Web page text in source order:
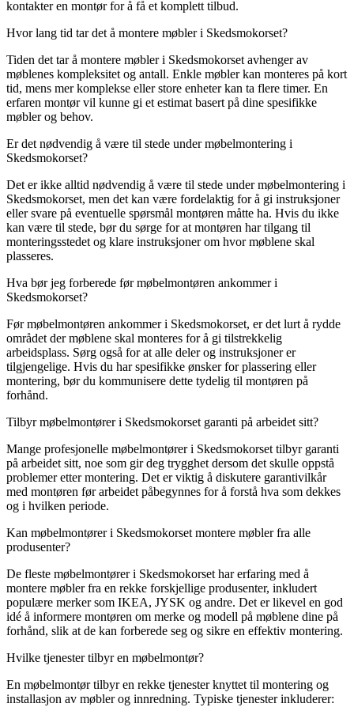
kontakter en montør for å få et komplett tilbud.
Hvor lang tid tar det å montere møbler i Skedsmokorset?
Tiden det tar å montere møbler i Skedsmokorset avhenger av
møblenes kompleksitet og antall. Enkle møbler kan monteres på kort
tid, mens mer komplekse eller store enheter kan ta flere timer. En
erfaren montør vil kunne gi et estimat basert på dine spesifikke
møbler og behov.
Er det nødvendig å være til stede under møbelmontering i
Skedsmokorset?
Det er ikke alltid nødvendig å være til stede under møbelmontering i
Skedsmokorset, men det kan være fordelaktig for å gi instruksjoner
eller svare på eventuelle spørsmål montøren måtte ha. Hvis du ikke
kan være til stede, bør du sørge for at montøren har tilgang til
monteringsstedet og klare instruksjoner om hvor møblene skal
plasseres.
Hva bør jeg forberede før møbelmontøren ankommer i
Skedsmokorset?
Før møbelmontøren ankommer i Skedsmokorset, er det lurt å rydde
området der møblene skal monteres for å gi tilstrekkelig
arbeidsplass. Sørg også for at alle deler og instruksjoner er
tilgjengelige. Hvis du har spesifikke ønsker for plassering eller
montering, bør du kommunisere dette tydelig til montøren på
forhånd.
Tilbyr møbelmontører i Skedsmokorset garanti på arbeidet sitt?
Mange profesjonelle møbelmontører i Skedsmokorset tilbyr garanti
på arbeidet sitt, noe som gir deg trygghet dersom det skulle oppstå
problemer etter montering. Det er viktig å diskutere garantivilkår
med montøren før arbeidet påbegynnes for å forstå hva som dekkes
og i hvilken periode.
Kan møbelmontører i Skedsmokorset montere møbler fra alle
produsenter?
De fleste møbelmontører i Skedsmokorset har erfaring med å
montere møbler fra en rekke forskjellige produsenter, inkludert
populære merker som IKEA, JYSK og andre. Det er likevel en god
idé å informere montøren om merke og modell på møblene dine på
forhånd, slik at de kan forberede seg og sikre en effektiv montering.
Hvilke tjenester tilbyr en møbelmontør?
En møbelmontør tilbyr en rekke tjenester knyttet til montering og
installasjon av møbler og innredning. Typiske tjenester inkluderer: